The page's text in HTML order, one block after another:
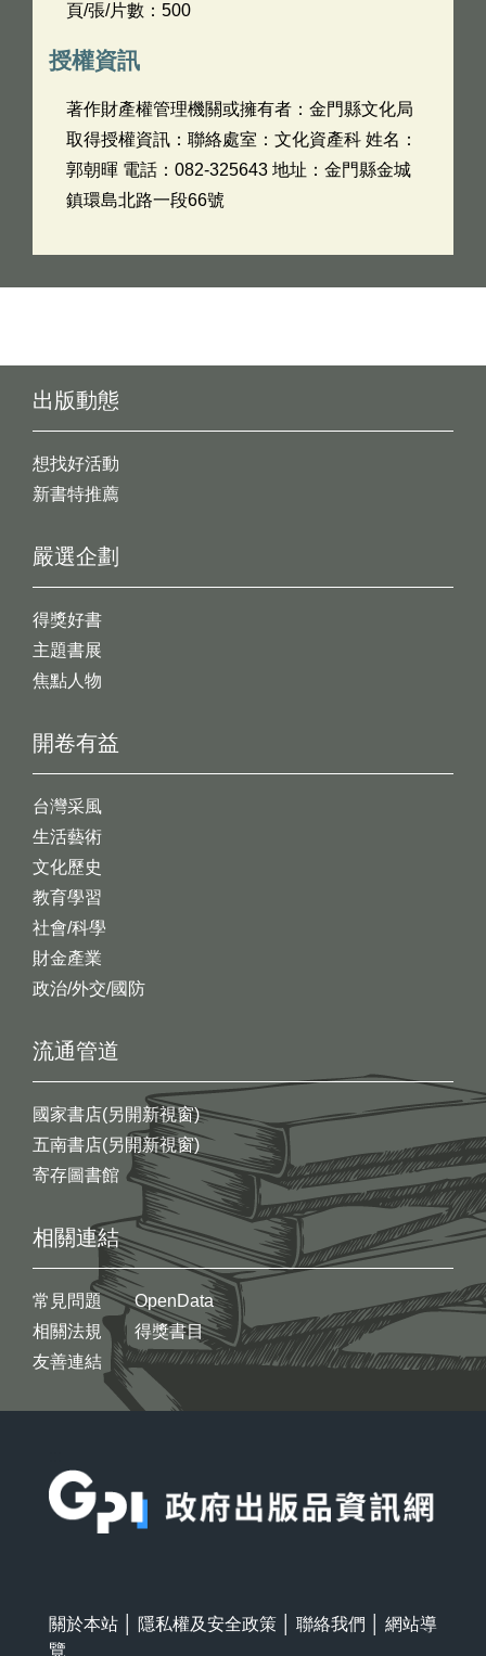
頁/張/片數：500
授權資訊
著作財產權管理機關或擁有者：金門縣文化局
取得授權資訊：聯絡處室：文化資產科 姓名：
郭朝暉 電話：082-325643 地址：金門縣金城
鎮環島北路一段66號
出版動態
想找好活動
新書特推薦
開卷有益
台灣采風
生活藝術
文化歷史
教育學習
社會/科學
財金產業
政治/外交/國防
嚴選企劃
得獎好書
主題書展
焦點人物
流通管道
國家書店(另開新視窗)
五南書店(另開新視窗)
寄存圖書館
相關連結
常見問題
相關法規
友善連結
OpenData
得獎書目
關於本站 隱私權及安全政策 聯絡我們
網站導
覽